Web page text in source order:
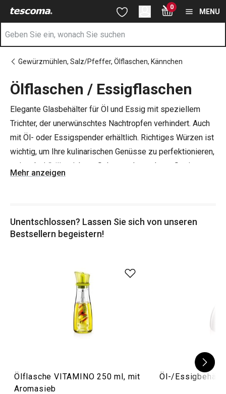
Sie befinden sich auf der Ölflaschen / Essigflaschen Seite
Zum Hauptinhalt springen
Zur Suche springen
Zur Navigation springen 0
MENU
Gewürzmühlen, Salz/Pfeffer, Ölflaschen, Kännchen
Ölflaschen / Essigflaschen
Elegante Glasbehälter für Öl und Essig mit speziellem
Trichter, der unerwünschtes Nachtropfen verhindert. Auch
mit Öl- oder Essigspender erhältlich. Richtiges Würzen ist
wichtig, um Ihre kulinarischen Genüsse zu perfektionieren,
sei es bei Grill gerichten, Salaten oder anderen Speisen.
geben können.
Mehr anzeigen
Unentschlossen? Lassen Sie sich von unseren
Bestsellern begeistern!
Ölflasche VITAMINO 250 ml, mit
Aromasieb
Öl-/